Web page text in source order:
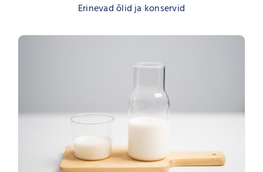
Erinevad õlid ja konservid